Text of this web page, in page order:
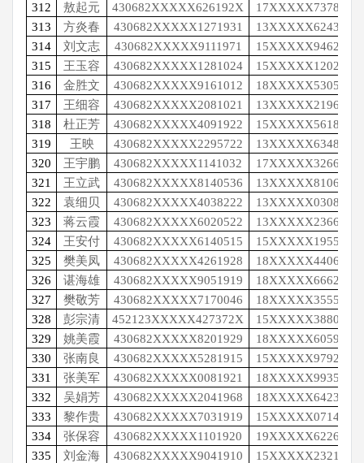
312
敖起元 430682XXXXX626192X
17XXXXX7378
313
方炎春 430682XXXXX1271931
13XXXXX6243
314
刘文志 430682XXXXX9111971
15XXXXX9462
315
王玉容 430682XXXXX1281024
15XXXXX1202
316
金胜文 430682XXXXX9161012
18XXXXX5305
317
王细容 430682XXXXX2081021
13XXXXX2196
318
杜正芳 430682XXXXX4091922
15XXXXX5618
319
王映 430682XXXXX2295722
13XXXXX6348
320
王宇鹏 430682XXXXX1141032
17XXXXX3266
321
王立武 430682XXXXX8140536
13XXXXX8106
322
袁细贝 430682XXXXX4038222
13XXXXX0308
323
蒋云霞 430682XXXXX6020522
13XXXXX2366
324
王安付 430682XXXXX6140515
15XXXXX1955
325
樊美凤 430682XXXXX4261928
18XXXXX4406
326
谌海雄 430682XXXXX9051919
18XXXXX6662
327
樊敬芳 430682XXXXX7170046
18XXXXX3555
328
彭宗清 452123XXXXX427372X
15XXXXX3880
329
姚美霞 430682XXXXX8201929
18XXXXX6059
330
张南良 430682XXXXX5281915
15XXXXX9792
331
张美军 430682XXXXX0081921
18XXXXX9935
332
吴娟芳 430682XXXXX2041968
18XXXXX6423
333
黎作贵 430682XXXXX7031919
15XXXXX0714
334
张保容 430682XXXXX1101920
19XXXXX6226
335
刘金海 430682XXXXX9041910
15XXXXX2321